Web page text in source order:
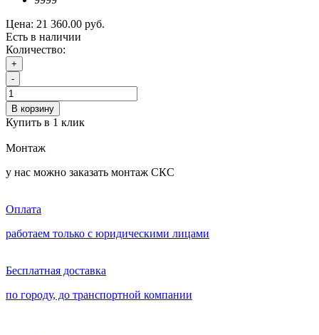
Цена: 21 360.00 руб.
Есть в наличии
Количество:
+
-
В корзину
Купить в 1 клик
Монтаж
у нас можно заказать монтаж СКС
Оплата
работаем только с юридическими лицами
Бесплатная доставка
по городу, до транспортной компании